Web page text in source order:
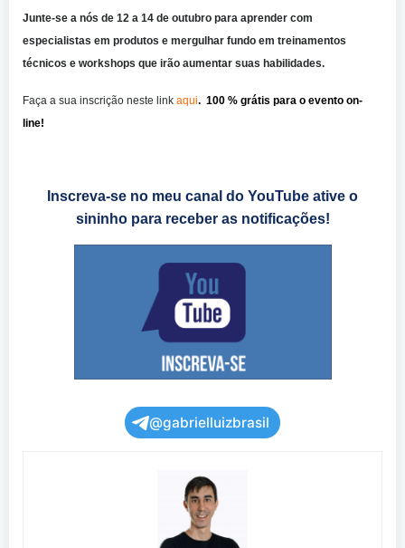
Junte-se a nós de 12 a 14 de outubro para aprender com
especialistas em produtos e mergulhar fundo em treinamentos
técnicos e workshops que irão aumentar suas habilidades.
Faça a sua inscrição neste link aqui. 100 % grátis para o evento on-
line!
Inscreva-se no meu canal do YouTube ative o
sininho para receber as notificações!
@gabrielluizbrasil